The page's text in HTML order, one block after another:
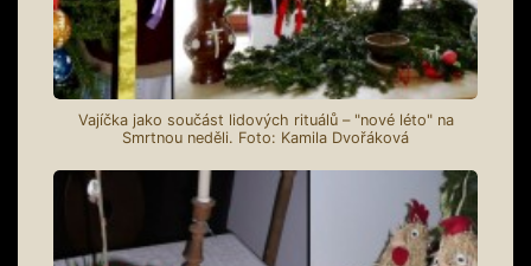
Vajíčka jako součást lidových rituálů – "nové léto" na
Smrtnou neděli. Foto: Kamila Dvořáková